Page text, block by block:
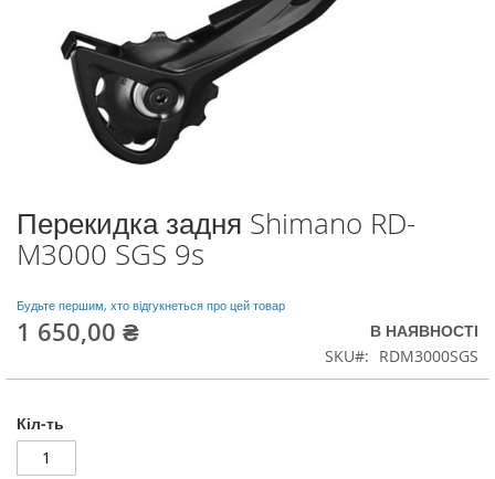
Перейти
до
початку
зображень
Перекидка задня Shimano RD-
M3000 SGS 9s
Будьте першим, хто відгукнеться про цей товар
1 650,00 ₴
В НАЯВНОСТІ
SKU
RDM3000SGS
Кіл-ть